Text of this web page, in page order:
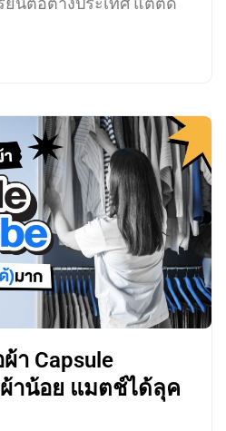
า Capsule
ผ้าน้อย แมตช์ได้ลุค